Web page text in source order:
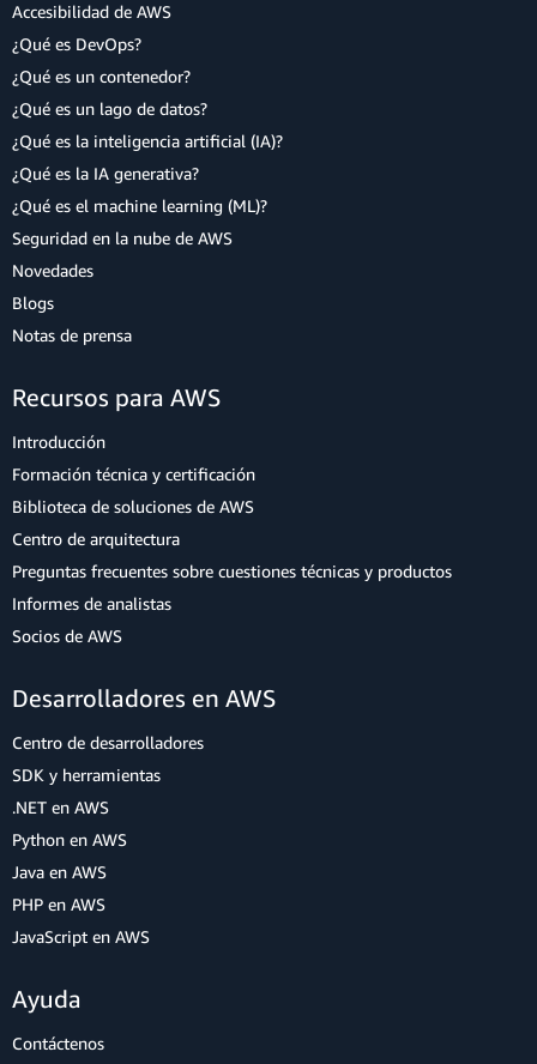
Accesibilidad de AWS
¿Qué es DevOps?
¿Qué es un contenedor?
¿Qué es un lago de datos?
¿Qué es la inteligencia artificial (IA)?
¿Qué es la IA generativa?
¿Qué es el machine learning (ML)?
Seguridad en la nube de AWS
Novedades
Blogs
Notas de prensa
Recursos para AWS
Introducción
Formación técnica y certificación
Biblioteca de soluciones de AWS
Centro de arquitectura
Preguntas frecuentes sobre cuestiones técnicas y productos
Informes de analistas
Socios de AWS
Desarrolladores en AWS
Centro de desarrolladores
SDK y herramientas
.NET en AWS
Python en AWS
Java en AWS
PHP en AWS
JavaScript en AWS
Ayuda
Contáctenos